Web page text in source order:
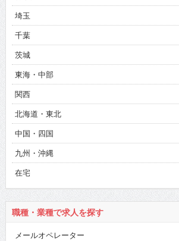
埼玉
千葉
茨城
東海・中部
関西
北海道・東北
中国・四国
九州・沖縄
在宅
職種・業種で求人を探す
メールオペレーター